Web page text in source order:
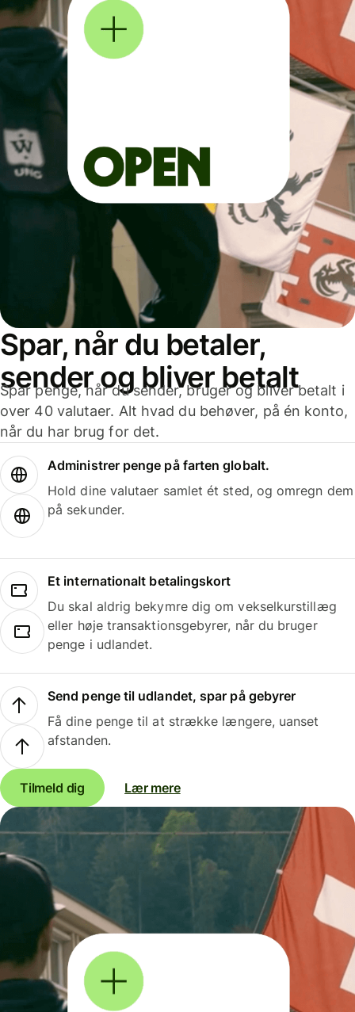
Spar, når du betaler,
sender og bliver betalt
Spar penge, når du sender, bruger og bliver betalt i
over 40 valutaer. Alt hvad du behøver, på én konto,
når du har brug for det.
Administrer penge på farten globalt.
Hold dine valutaer samlet ét sted, og omregn dem
på sekunder.
Et internationalt betalingskort
Du skal aldrig bekymre dig om vekselkurstillæg
eller høje transaktionsgebyrer, når du bruger
penge i udlandet.
Send penge til udlandet, spar på gebyrer
Få dine penge til at strække længere, uanset
afstanden.
Tilmeld dig Lær mere